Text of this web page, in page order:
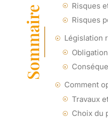
Sommaire
Risques
Risques
Législation
Comment
Travaux
Choix du